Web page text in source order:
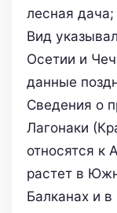
лесная
Вид
Осетии и
данные
Сведения о
Лагонаки
относятся к
растет в
Балканах и